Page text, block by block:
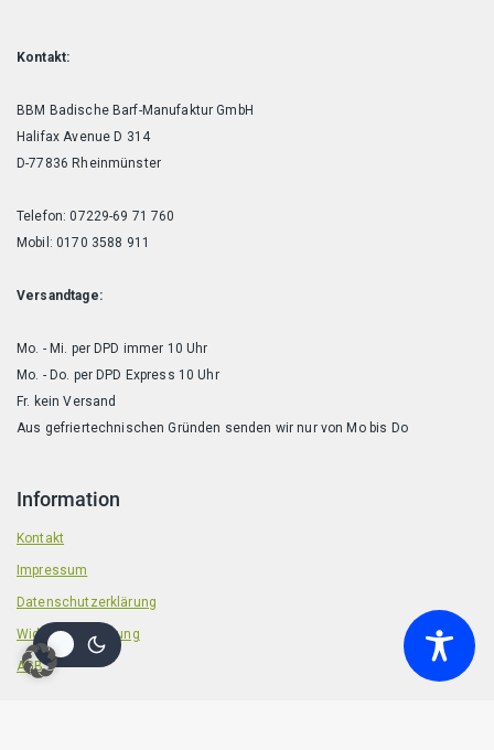
Kontakt:
BBM Badische Barf-Manufaktur GmbH
Halifax Avenue D 314
D-77836 Rheinmünster
Telefon: 07229-69 71 760
Mobil: 0170 3588 911
Versandtage:
Mo. - Mi. per DPD immer 10 Uhr
Mo. - Do. per DPD Express 10 Uhr
Fr. kein Versand
Aus gefriertechnischen Gründen senden wir nur von Mo bis Do
Information
Kontakt
Impressum
Datenschutzerklärung
Widerrufsbelehrung
AGB